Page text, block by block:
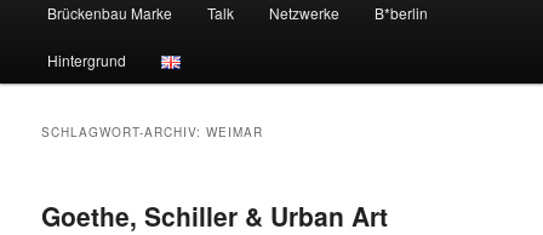
Brückenbau Marke Talk Netzwerke B*berlin
Hintergrund
SCHLAGWORT-ARCHIV:WEIMAR
Goethe, Schiller & Urban Art